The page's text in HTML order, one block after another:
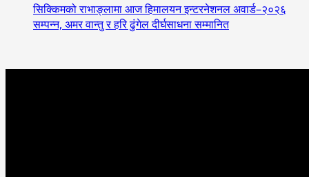
सिक्किमको राभाङ्लामा आज हिमालयन इन्टरनेशनल अवार्ड–२०२६
सम्पन्न, अमर वान्तु र हरि ढुंगेल दीर्घसाधना सम्मानित